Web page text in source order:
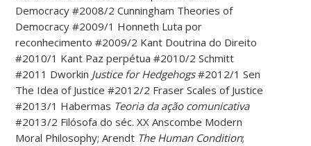
Democracy #2008/2 Cunningham Theories of
Democracy #2009/1 Honneth Luta por
reconhecimento #2009/2 Kant Doutrina do Direito
#2010/1 Kant Paz perpétua #2010/2 Schmitt
#2011 Dworkin Justice for Hedgehogs#2012/1 Sen
The Idea of Justice #2012/2 Fraser Scales of Justice
#2013/1 Habermas Teoria da ação comunicativa
#2013/2 Filósofa do séc. XX Anscombe Modern
Moral Philosophy; Arendt The Human Condition;